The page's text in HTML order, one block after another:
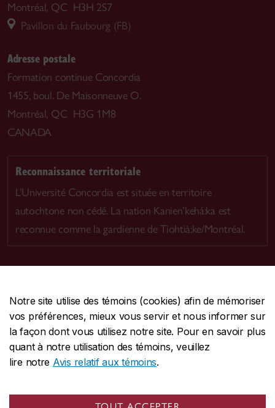
Notre site utilise des témoins (cookies) afin de mémoriser
vos préférences, mieux vous servir et nous informer sur
la façon dont vous utilisez notre site. Pour en savoir plus
quant à notre utilisation des témoins, veuillez
lire notre Avis relatif aux témoins.
Montréal, QC H3H 2S7
Pavillon du Faubourg (FB)
Adresse postale
Formation continue Concordia
1455, boul. De Maisonneuve O.
Montréal, QC H3G 1M8
CANADA
Reconnaissance territoriale
L’Université Concordia est située en territoire
autochtone non cédé. La nation Kanien’kehá:ka est
reconnue comme la gardienne de Tiohtià:ke/Montréal.
CENTRALE514-848-2424
URGENCE514-848-3717
Protection et prévention | Accessibilité | Confidentialité
Conditions d'utilisation | Gérer les témoins